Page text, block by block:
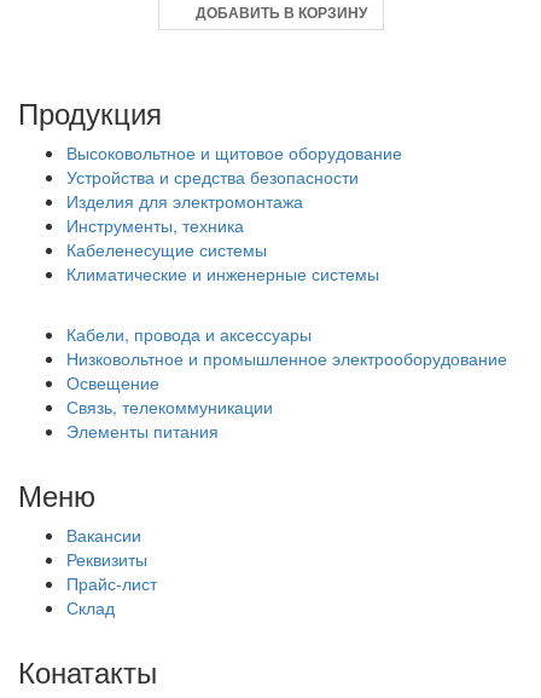
ДОБАВИТЬ В КОРЗИНУ
Продукция
Высоковольтное и щитовое оборудование
Устройства и средства безопасности
Изделия для электромонтажа
Инструменты, техника
Кабеленесущие системы
Климатические и инженерные системы
Кабели, провода и аксессуары
Низковольтное и промышленное электрооборудование
Освещение
Связь, телекоммуникации
Элементы питания
Меню
Вакансии
Реквизиты
Прайс-лист
Склад
Конатакты